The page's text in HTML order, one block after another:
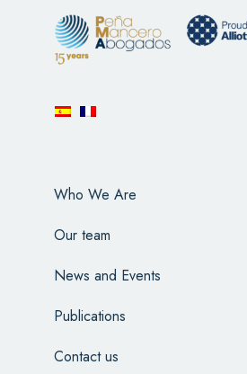
Who We Are
Our team
News and Events
Publications
Contact us